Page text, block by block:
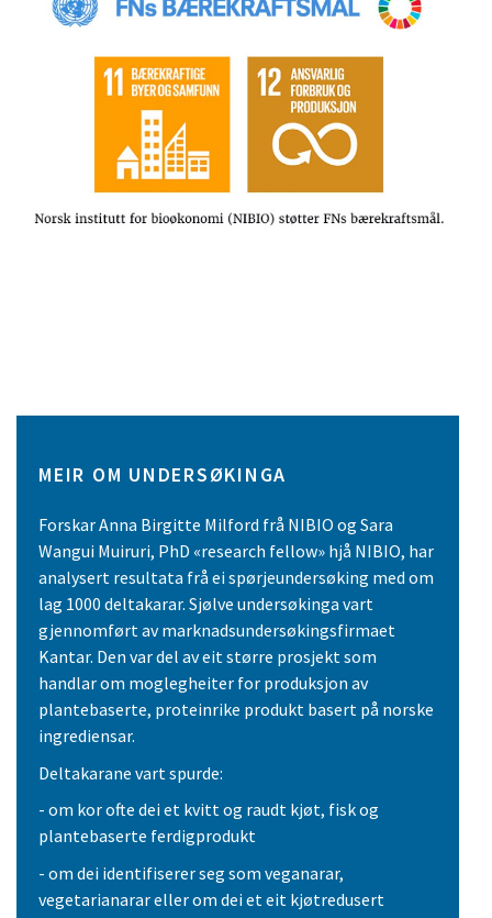
MEIR OM UNDERSØKINGA
Forskar Anna Birgitte Milford frå NIBIO og Sara
Wangui Muiruri, PhD «research fellow» hjå NIBIO, har
analysert resultata frå ei spørjeundersøking med om
lag 1000 deltakarar. Sjølve undersøkinga vart
gjennomført av marknadsundersøkingsfirmaet
Kantar. Den var del av eit større prosjekt som
handlar om moglegheiter for produksjon av
plantebaserte, proteinrike produkt basert på norske
ingrediensar.
Deltakarane vart spurde:
- om kor ofte dei et kvitt og raudt kjøt, fisk og
plantebaserte ferdigprodukt
- om dei identifiserer seg som veganarar,
vegetarianarar eller om dei et eit kjøtredusert